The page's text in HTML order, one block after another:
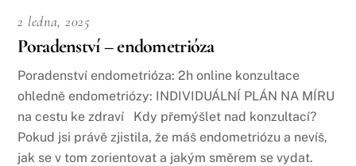
2 ledna, 2025
Poradenství – endometrióza
Poradenství endometrióza: 2h online konzultace
ohledně endometriózy: INDIVIDUÁLNÍ PLÁN NA MÍRU
na cestu ke zdraví Kdy přemýšlet nad konzultací?
Pokud jsi právě zjistila, že máš endometriózu a nevíš,
jak se v tom zorientovat a jakým směrem se vydat.